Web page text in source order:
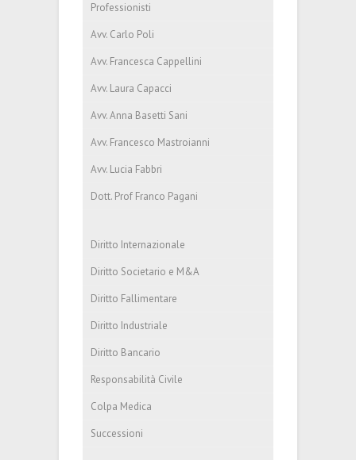
Professionisti
Avv. Carlo Poli
Avv. Francesca Cappellini
Avv. Laura Capacci
Avv. Anna Basetti Sani
Avv. Francesco Mastroianni
Avv. Lucia Fabbri
Dott. Prof Franco Pagani
Diritto Internazionale
Diritto Societario e M&A
Diritto Fallimentare
Diritto Industriale
Diritto Bancario
Responsabilità Civile
Colpa Medica
Successioni